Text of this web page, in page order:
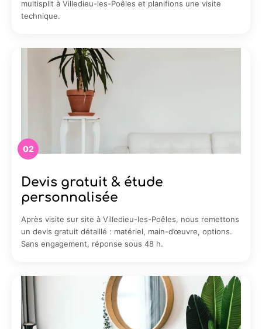
multisplit à Villedieu-les-Poêles et planifions une visite
technique.
02
Devis gratuit & étude
personnalisée
Après visite sur site à Villedieu-les-Poêles, nous remettons
un devis gratuit détaillé : matériel, main-d’œuvre, options.
Sans engagement, réponse sous 48 h.